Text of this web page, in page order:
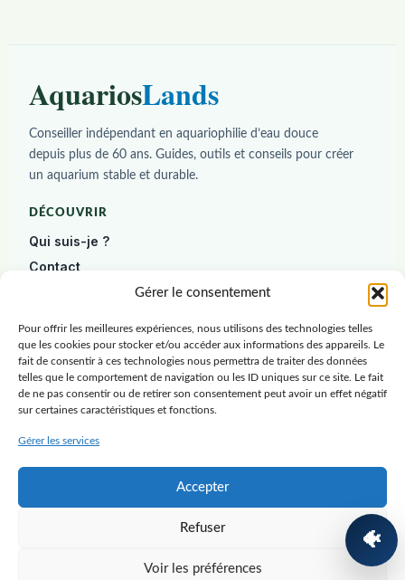
Gérer le consentement
Pour offrir les meilleures expériences, nous utilisons des technologies telles
que les cookies pour stocker et/ou accéder aux informations des appareils. Le
fait de consentir à ces technologies nous permettra de traiter des données
telles que le comportement de navigation ou les ID uniques sur ce site. Le fait
de ne pas consentir ou de retirer son consentement peut avoir un effet négatif
sur certaines caractéristiques et fonctions.
Gérer les services
Accepter
Refuser
Voir les préférences
AquariosLands
Conseiller indépendant en aquariophilie d’eau douce
depuis plus de 60 ans. Guides, outils et conseils pour créer
un aquarium stable et durable.
DÉCOUVRIR
Qui suis-je ?
Contact
Diagnostic gratuit
DÉBUTER
Construire un aquarium
Poissons
Plantes
Crevettes
Blog
🐠